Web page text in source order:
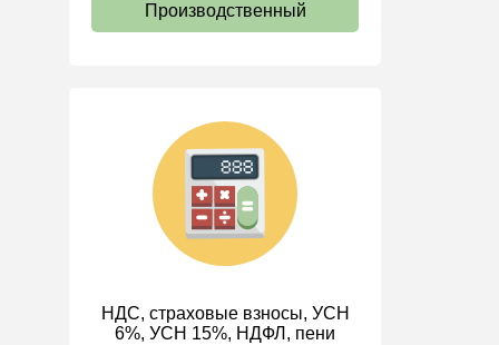
Пенсии
должностные инструкции
Трудовые книжки
Кадровые документы и
образцы
Персональные данные
ИП
Производственный
НДС, страховые взносы, УСН
6%, УСН 15%, НДФЛ, пени